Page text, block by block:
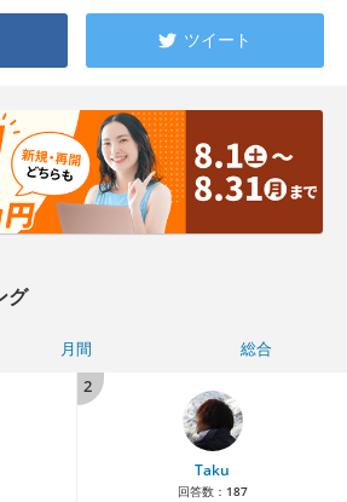
ツイート
グ
月間
総合
2
Taku
回答数： 187